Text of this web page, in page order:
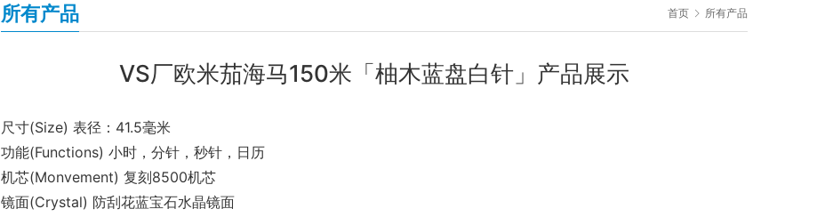
首页 所有产品
所有产品
VS厂欧米茄海马150米「柚木蓝盘白针」产品展示
尺寸(Size) 表径：41.5毫米
功能(Functions) 小时，分针，秒针，日历
机芯(Monvement) 复刻8500机芯
镜面(Crystal) 防刮花蓝宝石水晶镜面